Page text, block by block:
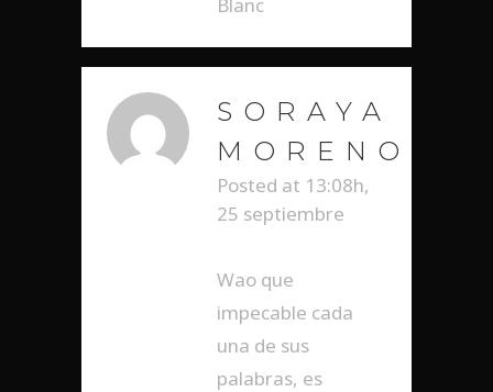
SORAYA
MORENO
Posted at 13:08h,
25 septiembre
Wao que
impecable cada
una de sus
palabras, es